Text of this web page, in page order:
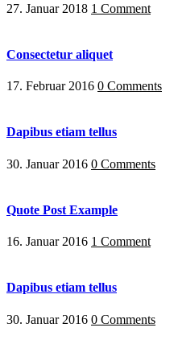
27. Januar 2018 1 Comment
Consectetur aliquet
17. Februar 2016 0 Comments
Dapibus etiam tellus
30. Januar 2016 0 Comments
Quote Post Example
16. Januar 2016 1 Comment
Dapibus etiam tellus
30. Januar 2016 0 Comments